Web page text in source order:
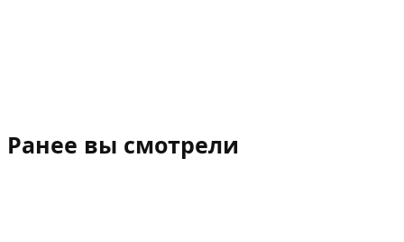
Ранее вы смотрели